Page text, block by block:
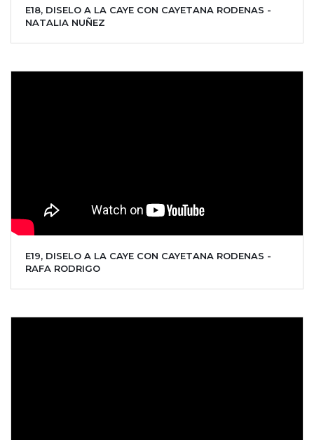
E18, DISELO A LA CAYE CON CAYETANA RODENAS -
NATALIA NUÑEZ
E19, DISELO A LA CAYE CON CAYETANA RODENAS -
RAFA RODRIGO